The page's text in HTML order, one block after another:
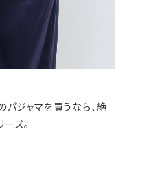
パジャマを買うなら、絶
ズ。